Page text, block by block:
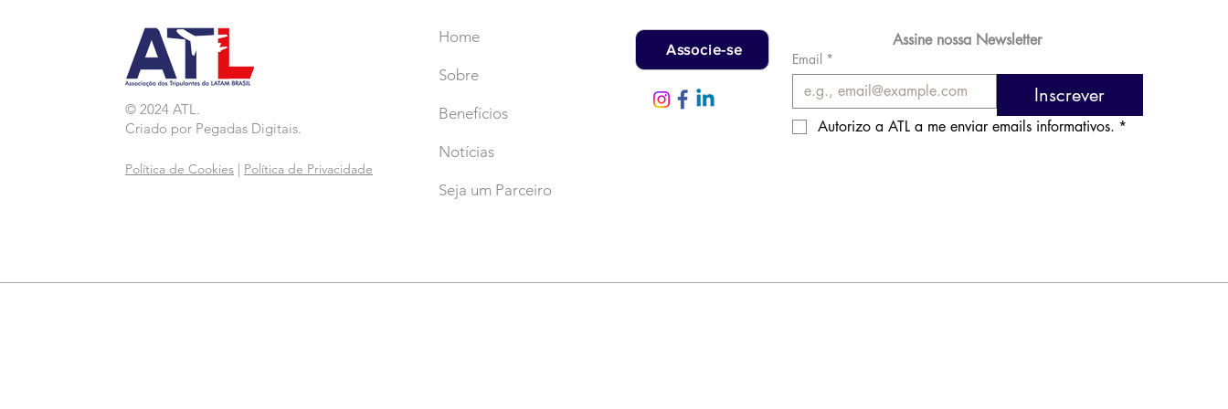
© 2024 ATL.
Criado por Pegadas Digitais.
Política de Cookies Política de Privacidade
Home
Sobre
Benefícios
Notícias
Seja um Parceiro
Associe-se
Assine nossa Newsletter
Email *
Inscrever
Autorizo a ATL a me enviar emails informativos. *